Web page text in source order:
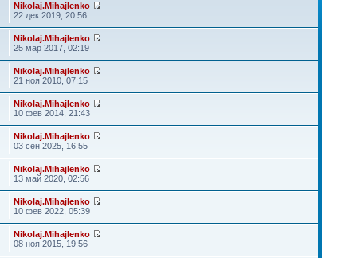
Nikolaj.Mihajlenko
22 дек 2019, 20:56
Nikolaj.Mihajlenko
25 мар 2017, 02:19
Nikolaj.Mihajlenko
21 ноя 2010, 07:15
Nikolaj.Mihajlenko
10 фев 2014, 21:43
Nikolaj.Mihajlenko
03 сен 2025, 16:55
Nikolaj.Mihajlenko
13 май 2020, 02:56
Nikolaj.Mihajlenko
10 фев 2022, 05:39
Nikolaj.Mihajlenko
08 ноя 2015, 19:56